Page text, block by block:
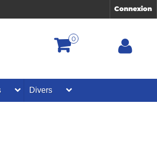
Connexion
0
Divers